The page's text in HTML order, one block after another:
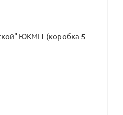
ЮКМП (коробка 5